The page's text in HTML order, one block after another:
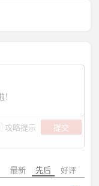
攻略提示
提交
最新 先后 好评